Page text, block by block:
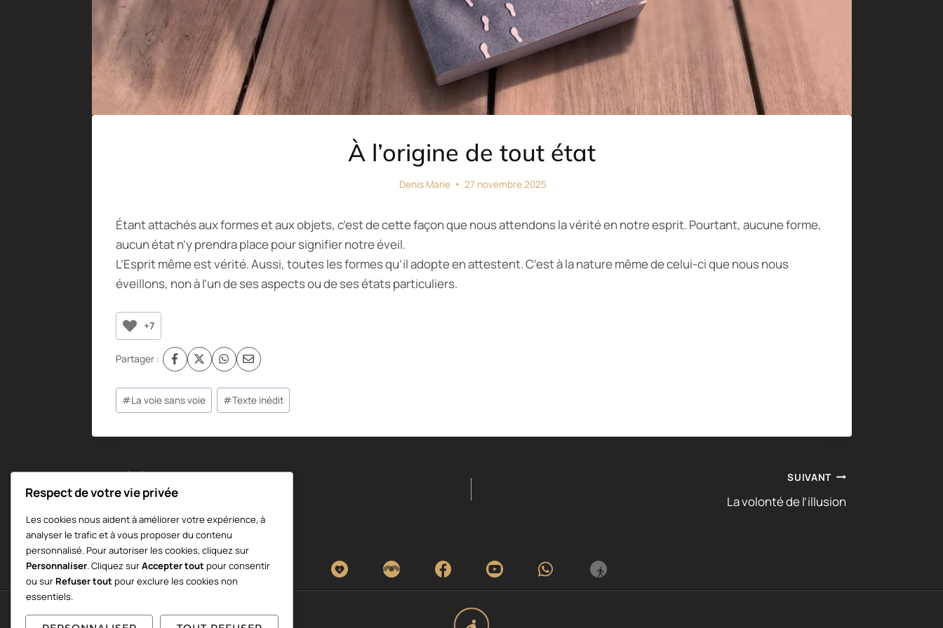
À l’origine de tout état
Denis Marie 27 novembre 2025
Étant attachés aux formes et aux objets, c’est de cette façon que nous attendons la vérité en notre esprit. Pourtant, aucune forme,
aucun état n’y prendra place pour signifier notre éveil.
L’Esprit même est vérité. Aussi, toutes les formes qu’il adopte en attestent. C’est à la nature même de celui-ci que nous nous
éveillons, non à l’un de ses aspects ou de ses états particuliers.
+7
Partager :
Étiquettes
de
#La voie sans voie #Texte inédit
Navigation
de
l’article
Acteur d’une dualité imaginaire
SUIVANT
La volonté de l’illusion
Respect de votre vie privée
Les cookies nous aident à améliorer votre expérience, à
analyser le trafic et à vous proposer du contenu
personnalisé. Pour autoriser les cookies, cliquez sur
Personnaliser. Cliquez surAccepter tout pour consentir
ou surRefuser tout pour exclure les cookies non
essentiels.